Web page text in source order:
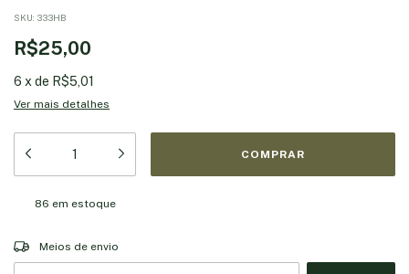
SKU: 333HB
R$25,00
6 x de R$5,01
Ver mais detalhes
86 em estoque
Entregas para o CEP:
Meios de envio